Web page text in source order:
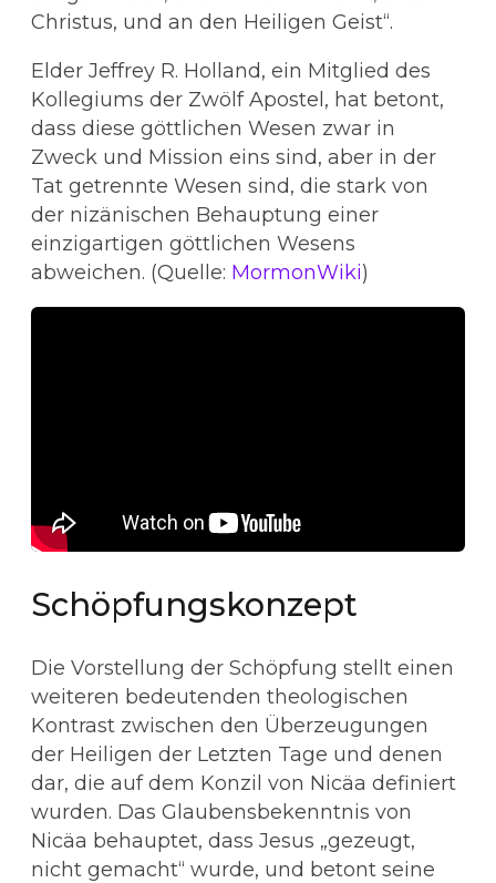
Christus, und an den Heiligen Geist“.
Elder Jeffrey R. Holland, ein Mitglied des
Kollegiums der Zwölf Apostel, hat betont,
dass diese göttlichen Wesen zwar in
Zweck und Mission eins sind, aber in der
Tat getrennte Wesen sind, die stark von
der nizänischen Behauptung einer
einzigartigen göttlichen Wesens
abweichen. (Quelle: MormonWiki)
Schöpfungskonzept
Die Vorstellung der Schöpfung stellt einen
weiteren bedeutenden theologischen
Kontrast zwischen den Überzeugungen
der Heiligen der Letzten Tage und denen
dar, die auf dem Konzil von Nicäa definiert
wurden. Das Glaubensbekenntnis von
Nicäa behauptet, dass Jesus „gezeugt,
nicht gemacht“ wurde, und betont seine